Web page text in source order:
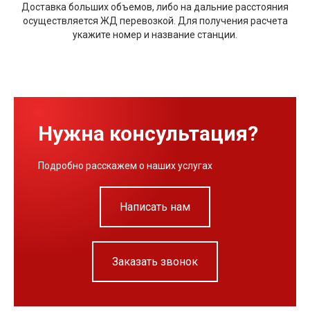
Доставка больших объемов, либо на дальние расстояния
осуществляется ЖД перевозкой. Для получения расчета
укажите номер и название станции.
Нужна консультация?
Подробно расскажем о наших услугах
Написать нам
Заказать звонок